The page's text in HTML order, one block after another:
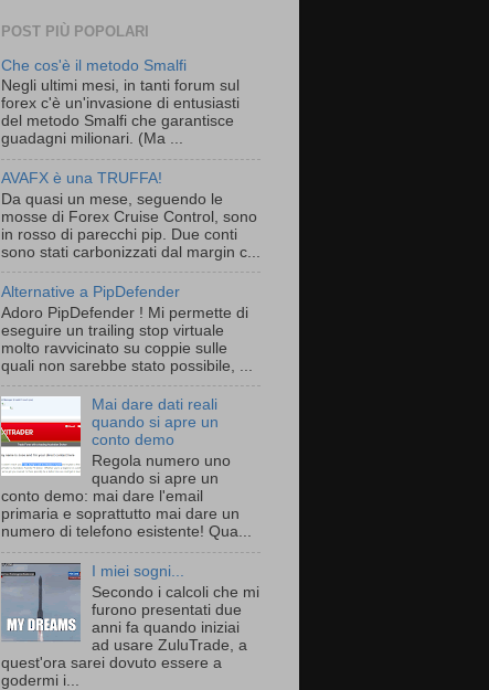
POST PIÙ POPOLARI
Che cos'è il metodo Smalfi
Negli ultimi mesi, in tanti forum sul
forex c'è un'invasione di entusiasti
del metodo Smalfi che garantisce
guadagni milionari. (Ma ...
AVAFX è una TRUFFA!
Da quasi un mese, seguendo le
mosse di Forex Cruise Control, sono
in rosso di parecchi pip. Due conti
sono stati carbonizzati dal margin c...
Alternative a PipDefender
Adoro PipDefender ! Mi permette di
eseguire un trailing stop virtuale
molto ravvicinato su coppie sulle
quali non sarebbe stato possibile, ...
Mai dare dati reali
quando si apre un
conto demo
Regola numero uno
quando si apre un
conto demo: mai dare l'email
primaria e soprattutto mai dare un
numero di telefono esistente! Qua...
I miei sogni...
Secondo i calcoli che mi
furono presentati due
anni fa quando iniziai
ad usare ZuluTrade, a
quest'ora sarei dovuto essere a
godermi i...